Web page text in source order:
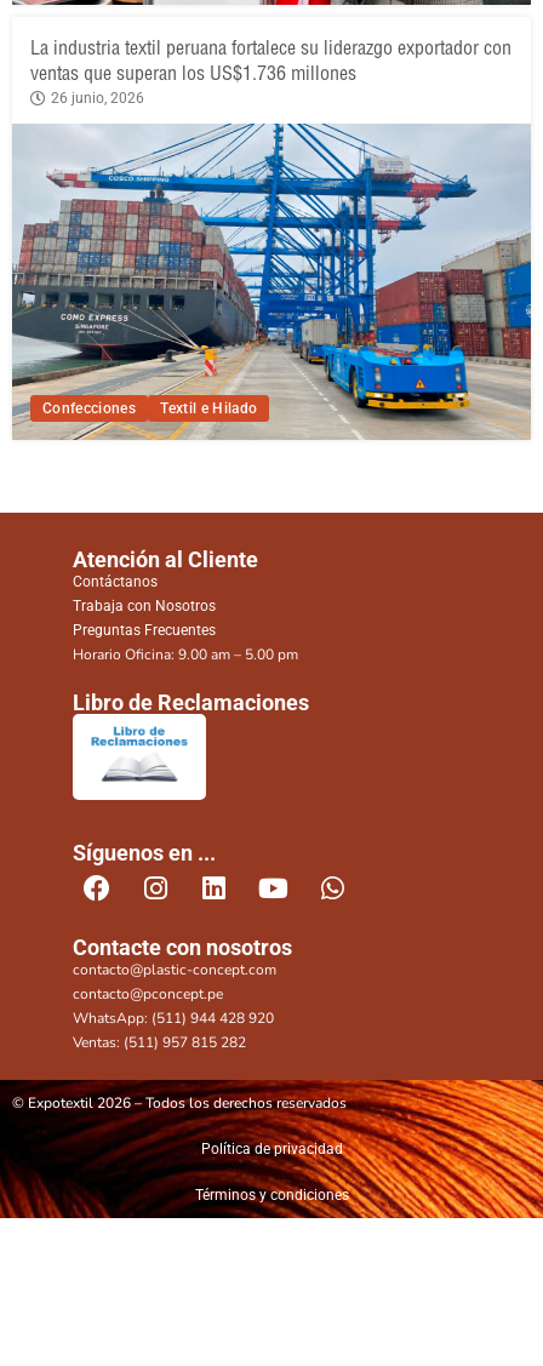
Confecciones Textil e Hilado
La industria textil peruana fortalece su liderazgo exportador con
ventas que superan los US$1.736 millones
26 junio, 2026
Atención al Cliente
Contáctanos
Trabaja con Nosotros
Preguntas Frecuentes
Horario Oficina: 9.00 am – 5.00 pm
Libro de Reclamaciones
Síguenos en ...
Contacte con nosotros
contacto@plastic-concept.com
contacto@pconcept.pe
WhatsApp: (511) 944 428 920
Ventas: (511) 957 815 282
© Expotextil 2026 – Todos los derechos reservados
Política de privacidad
Términos y condiciones